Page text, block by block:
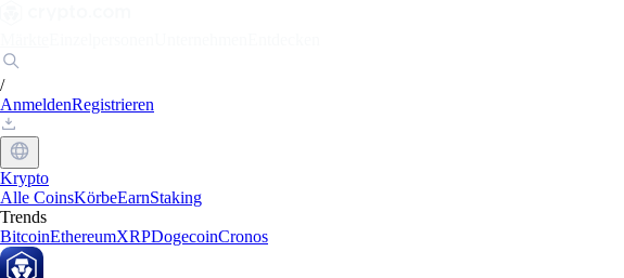
/
AnmeldenRegistrieren
Krypto
Alle CoinsKörbeEarnStaking
Trends
BitcoinEthereumXRPDogecoinCronos